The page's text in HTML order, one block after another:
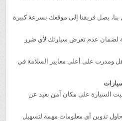
بنا، يصل فريقنا إلى موقعك بسرعة كبيرة
لضمان عدم تعرض سيارتك لأي ضرر
ومدرب على أعلى معايير السلامة في
السيارة على مكان آمن بعيد عن
تدوين أي معلومات مهمة لتسهيل